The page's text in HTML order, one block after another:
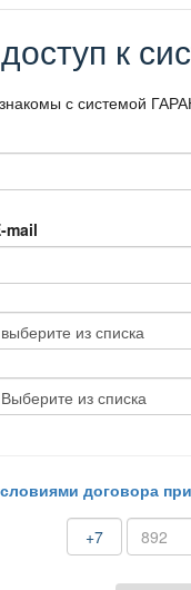
к
с системой
mail
договора
+7